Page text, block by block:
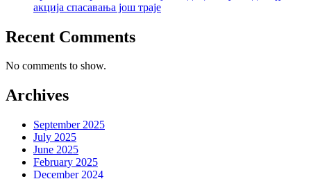
акција спасавања још траје
Recent Comments
No comments to show.
Archives
September 2025
July 2025
June 2025
February 2025
December 2024